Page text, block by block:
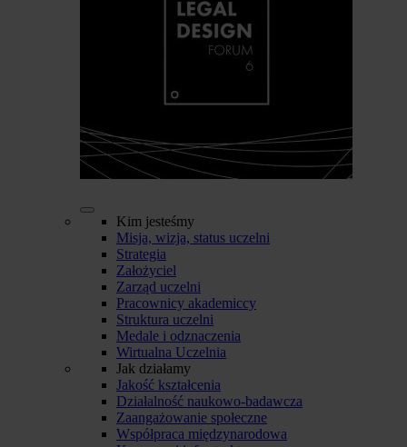
Kim jesteśmy
Misja, wizja, status uczelni
Strategia
Założyciel
Zarząd uczelni
Pracownicy akademiccy
Struktura uczelni
Medale i odznaczenia
Wirtualna Uczelnia
Jak działamy
Jakość kształcenia
Działalność naukowo-badawcza
Zaangażowanie społeczne
Współpraca międzynarodowa